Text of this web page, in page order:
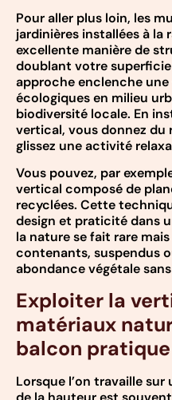
Pour aller plus loin, les
jardinières installées à
excellente manière de
doublant votre
approche enclenche
écologiques en milieu
biodiversité locale. En
vertical, vous donnez du
glissez une activité
Vous pouvez, par
vertical composé de
recyclées. Cette
design et praticité dans
la nature se fait rare
contenants, suspendus
abondance végétale
Exploiter la
matériaux
balcon
Lorsque l’on travaille